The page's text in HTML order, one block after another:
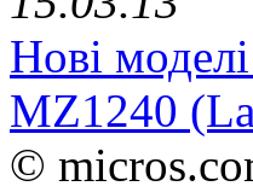
Нові
MZ1240
©